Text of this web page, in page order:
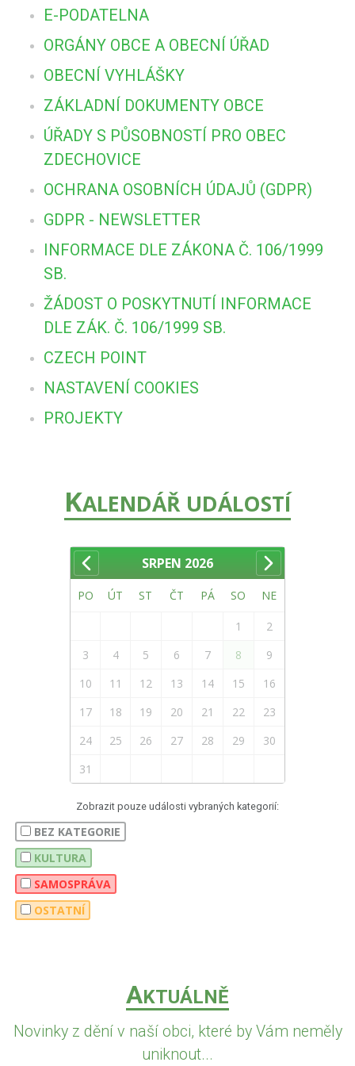
E-PODATELNA
ORGÁNY OBCE A OBECNÍ ÚŘAD
OBECNÍ VYHLÁŠKY
ZÁKLADNÍ DOKUMENTY OBCE
ÚŘADY S PŮSOBNOSTÍ PRO OBEC
ZDECHOVICE
OCHRANA OSOBNÍCH ÚDAJŮ (GDPR)
GDPR - NEWSLETTER
INFORMACE DLE ZÁKONA Č. 106/1999
SB.
ŽÁDOST O POSKYTNUTÍ INFORMACE
DLE ZÁK. Č. 106/1999 SB.
CZECH POINT
NASTAVENÍ COOKIES
PROJEKTY
KALENDÁŘ UDÁLOSTÍ
SRPEN 2026
PO ÚT ST ČT PÁ SO NE
1
2
3
4 5 6 7 8
9
10
11 12 13 14 15
16
17
18 19 20 21 22
23
24
25 26 27 28 29
30
31
Zobrazit pouze události vybraných kategorií:
BEZ KATEGORIE
KULTURA
SAMOSPRÁVA
OSTATNÍ
AKTUÁLNĚ
Novinky z dění v naší obci, které by Vám neměly
uniknout...